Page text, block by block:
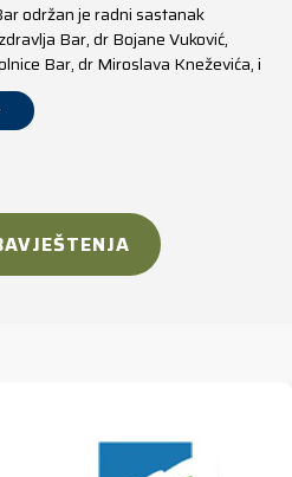
održan je radni sastanak
Bar, dr Bojane Vuković,
Bar, dr Miroslava Kneževića, i
Ulcinj, Kreshnika Mustafe.